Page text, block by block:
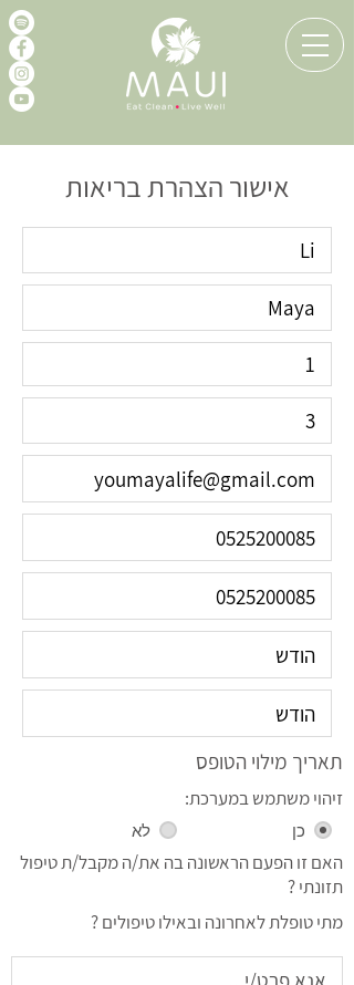
אישור הצהרת בריאות
תאריך מילוי הטופס
זיהוי משתמש במערכת:
כן לא
האם זו הפעם הראשונה בה את/ה מקבל/ת טיפול
תזונתי ?
מתי טופלת לאחרונה ובאילו טיפולים ?